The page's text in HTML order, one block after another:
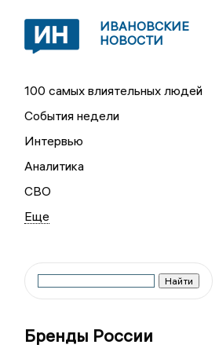
ИВАНОВСКИЕ
НОВОСТИ
100 самых влиятельных людей
События недели
Интервью
Аналитика
СВО
Бренды России